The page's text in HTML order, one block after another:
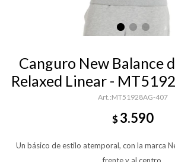
Canguro New Balance
Relaxed Linear -
MT51928AG-407
$3.590
Un básico de estilo atemporal, con la marca